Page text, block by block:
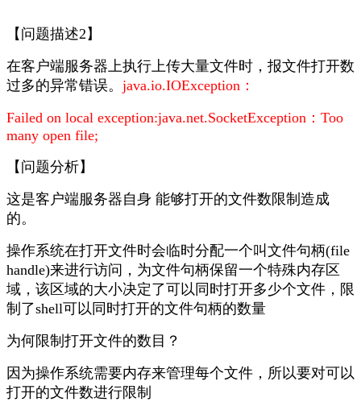
【问题描述2】
在客户端服务器上执行上传大量文件时，报文件打开数
过多的异常错误。 java.io.IOException：
Failed on local exception:java.net.SocketException：Too
many open file;
【问题分析】
这是客户端服务器自身 能够打开的文件数限制造成
的。
操作系统在打开文件时会临时分配一个叫文件句柄(file
handle)来进行访问，为文件句柄保留一个特殊内存区
域，该区域的大小决定了可以同时打开多少个文件，限
制了shell可以同时打开的文件句柄的数量
为何限制打开文件的数目？
因为操作系统需要内存来管理每个文件，所以要对可以
打开的文件数进行限制